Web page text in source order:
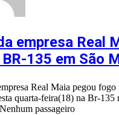
empresa Real
135 em São
Real Maia pegou fogo
quarta-feira(18) na Br-
passageiro